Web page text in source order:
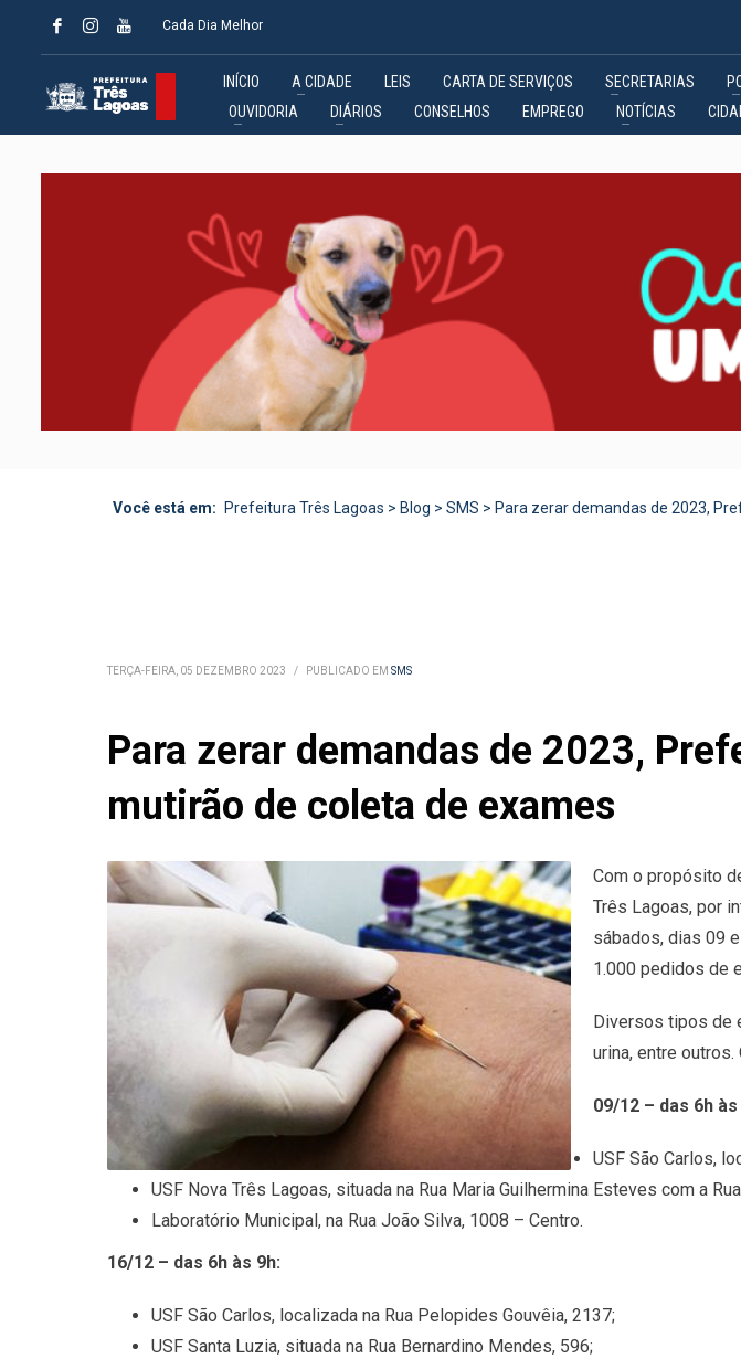
Cada Dia Melhor
INÍCIO A CIDADE LEIS CARTA DE SERVIÇOS SECRETARIAS
OUVIDORIA
DIÁRIOS CONSELHOS EMPREGO NOTÍCIAS
Você está em: Prefeitura Três Lagoas > Blog > SMS > Para zerar demandas de 2023,
TERÇA-FEIRA, 05 DEZEMBRO 2023 / PUBLICADO EM SMS
Para zerar demandas de 2023,
mutirão de coleta de exames
Com o propósito
Três Lagoas, por
sábados, dias 09
1.000 pedidos de
Diversos tipos de
urina, entre
09/12 – das 6h às
USF São Carlos,
USF Nova Três Lagoas, situada na Rua Maria Guilhermina Esteves com a
Laboratório Municipal, na Rua João Silva, 1008 – Centro.
16/12 – das 6h às 9h:
USF São Carlos, localizada na Rua Pelopides Gouvêia, 2137;
USF Santa Luzia, situada na Rua Bernardino Mendes, 596;